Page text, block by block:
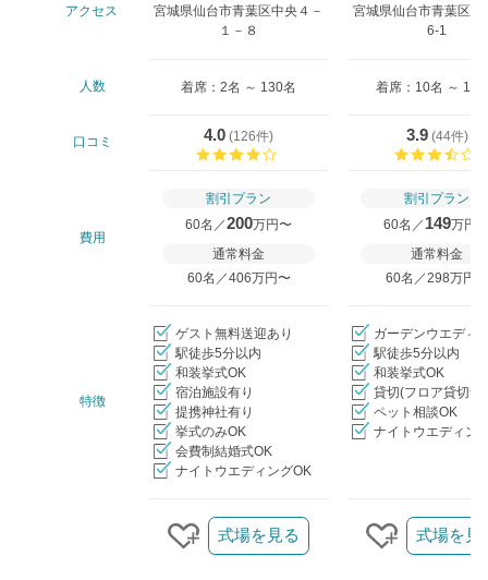
アクセス
宮城県仙台市青葉区中央４－
１－８
宮城県仙台市青葉区一
6-1
人数 着席：2名 ～ 130名 着席：10名 ～ 130
口コミ 4.0 (126件)
3.9(44件)
費用
割引プラン
60名／200万円〜
通常料金
60名／406万円〜
割引プラン
60名／ 149万円
通常料金
60名／298万円〜
特徴
ゲスト無料送迎あり
駅徒歩5分以内
和装挙式OK
宿泊施設有り
提携神社有り
挙式のみOK
会費制結婚式OK
ナイトウエディングOK
ガーデンウエディ
駅徒歩5分以内
和装挙式OK
貸切(フロア貸切含
ペット相談OK
ナイトウエディン
クリップする
式場を見る
クリップす
式場を見